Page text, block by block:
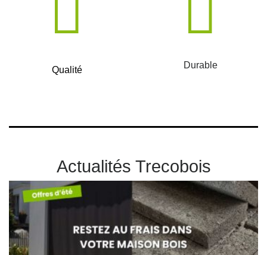
Qualité Durable
Actualités Trecobois